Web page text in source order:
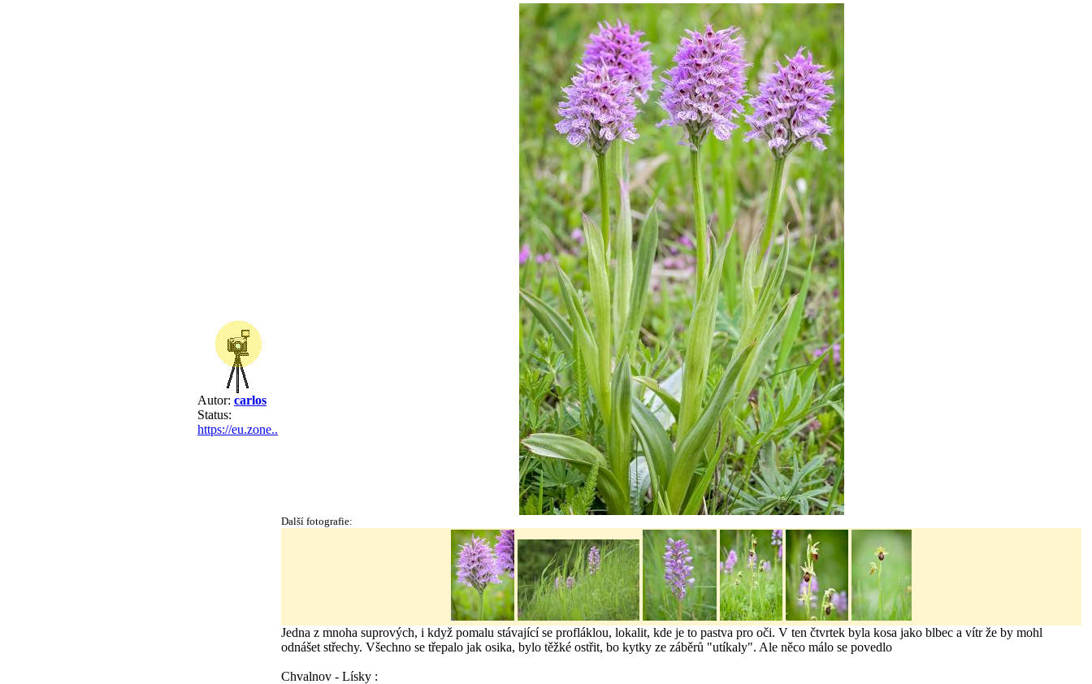
Autor: carlos
Status:
https://eu.zone..
Další fotografie:
Jedna z mnoha suprových, i když pomalu stávající se profláklou, lokalit, kde je to pastva pro oči. V ten čtvrtek byla kosa jako blbec a vítr že by mohl
odnášet střechy. Všechno se třepalo jak osika, bylo těžké ostřit, bo kytky ze záběrů "utíkaly". Ale něco málo se povedlo
Chvalnov - Lísky :